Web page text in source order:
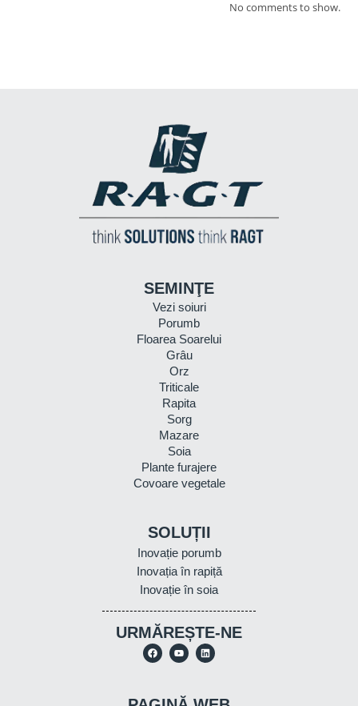
No comments to show.
SEMINŢE
Vezi soiuri
Porumb
Floarea Soarelui
Grâu
Orz
Triticale
Rapita
Sorg
Mazare
Soia
Plante furajere
Covoare vegetale
SOLUȚII
Inovație porumb
Inovația în rapiță
Inovație în soia
URMĂREȘTE-NE